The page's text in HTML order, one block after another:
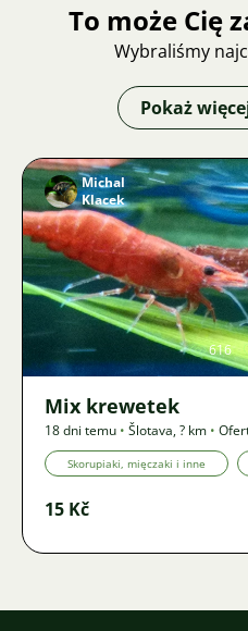
To może Cię
Wybraliśmy
Pokaż
Michal
Klacek
616
Mix krewetek
18 dni temu • Šlotava,? km •
Skorupiaki, mięczaki i inne
15 Kč